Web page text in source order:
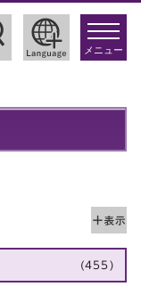
toggle
メニュー
(455)